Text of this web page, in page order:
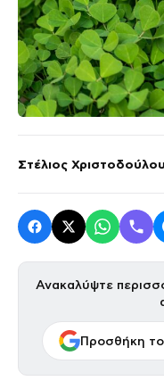
Στέλιος Χριστοδούλου
Ανακαλύψτε
Προσθήκη